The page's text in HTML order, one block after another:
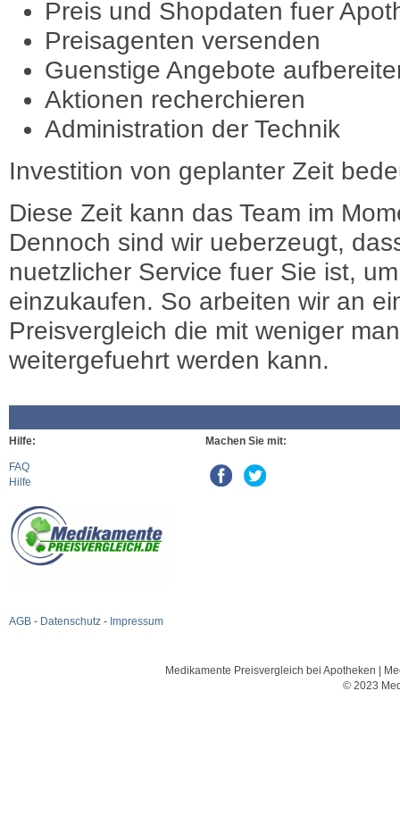
Preis und Shopdaten fuer
Preisagenten versenden
Guenstige Angebote
Aktionen recherchieren
Administration der Technik
Investition von geplanter Zeit
Diese Zeit kann das Team im
Dennoch sind wir ueberzeugt,
nuetzlicher Service fuer Sie ist,
einzukaufen. So arbeiten wir an
Preisvergleich die mit weniger
weitergefuehrt werden kann.
Hilfe:
FAQ
Hilfe
AGB - Datenschutz - Impressum
Machen Sie mit:
Medikamente Preisvergleich bei Apotheken |
© 2023